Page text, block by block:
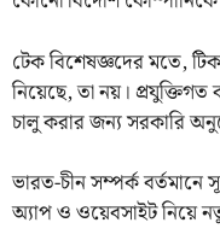
টেক বিশেষজ্ঞদের মতে,
নিয়েছে, তা নয়। প্রযুক্তিগত
চালু করার জন্য সরকারি
ভারত-চীন সম্পর্ক বর্তমানে
অ্যাপ ও ওয়েবসাইট নিয়ে